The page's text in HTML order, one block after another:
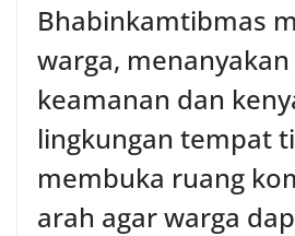
Bhabinkamtibmas
warga,
keamanan dan
lingkungan tempat
membuka ruang
arah agar warga